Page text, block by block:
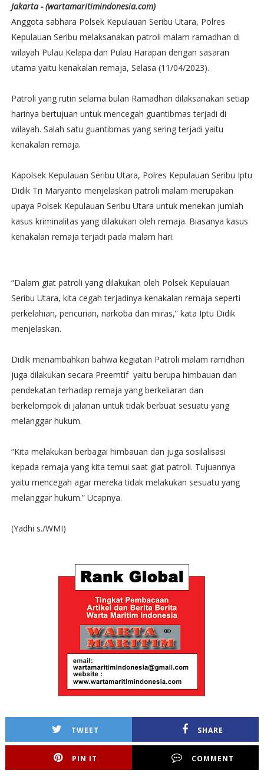
Jakarta - (wartamaritimindonesia.com)
Anggota sabhara Polsek Kepulauan Seribu Utara, Polres
Kepulauan Seribu melaksanakan patroli malam ramadhan di
wilayah Pulau Kelapa dan Pulau Harapan dengan sasaran
utama yaitu kenakalan remaja, Selasa (11/04/2023).
Patroli yang rutin selama bulan Ramadhan dilaksanakan setiap
harinya bertujuan untuk mencegah guantibmas terjadi di
wilayah. Salah satu guantibmas yang sering terjadi yaitu
kenakalan remaja.
Kapolsek Kepulauan Seribu Utara, Polres Kepulauan Seribu Iptu
Didik Tri Maryanto menjelaskan patroli malam merupakan
upaya Polsek Kepulauan Seribu Utara untuk menekan jumlah
kasus kriminalitas yang dilakukan oleh remaja. Biasanya kasus
kenakalan remaja terjadi pada malam hari.
“Dalam giat patroli yang dilakukan oleh Polsek Kepulauan
Seribu Utara, kita cegah terjadinya kenakalan remaja seperti
perkelahian, pencurian, narkoba dan miras,” kata Iptu Didik
menjelaskan.
Didik menambahkan bahwa kegiatan Patroli malam ramdhan
juga dilakukan secara Preemtif yaitu berupa himbauan dan
pendekatan terhadap remaja yang berkeliaran dan
berkelompok di jalanan untuk tidak berbuat sesuatu yang
melanggar hukum.
“Kita melakukan berbagai himbauan dan juga sosilalisasi
kepada remaja yang kita temui saat giat patroli. Tujuannya
yaitu mencegah agar mereka tidak melakukan sesuatu yang
melanggar hukum.” Ucapnya.
(Yadhi s./WMI)
TWEET SHARE
PIN IT COMMENT